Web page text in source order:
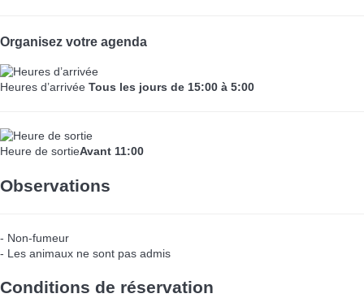
Organisez votre agenda
Heures d’arrivée Tous les jours de 15:00 à 5:00
Heure de sortieAvant 11:00
Observations
- Non-fumeur
- Les animaux ne sont pas admis
Conditions de réservation